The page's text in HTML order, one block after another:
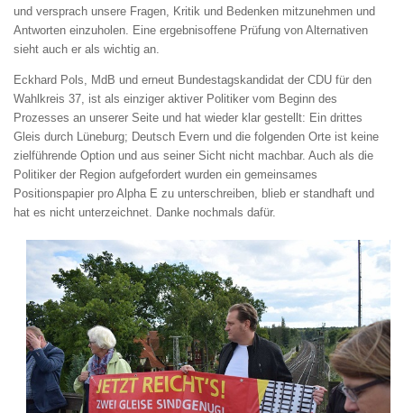
und versprach unsere Fragen, Kritik und Bedenken mitzunehmen und
Antworten einzuholen. Eine ergebnisoffene Prüfung von Alternativen
sieht auch er als wichtig an.
Eckhard Pols, MdB und erneut Bundestagskandidat der CDU für den
Wahlkreis 37, ist als einziger aktiver Politiker vom Beginn des
Prozesses an unserer Seite und hat wieder klar gestellt: Ein drittes
Gleis durch Lüneburg; Deutsch Evern und die folgenden Orte ist keine
zielführende Option und aus seiner Sicht nicht machbar. Auch als die
Politiker der Region aufgefordert wurden ein gemeinsames
Positionspapier pro Alpha E zu unterschreiben, blieb er standhaft und
hat es nicht unterzeichnet. Danke nochmals dafür.